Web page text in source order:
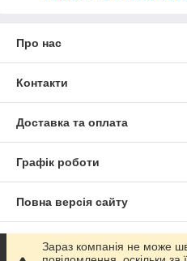
Про нас
Контакти
Доставка та оплата
Графік роботи
Повна версія сайту
Сайт створено на
Зараз компанія не може